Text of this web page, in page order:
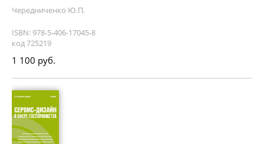
Чередниченко Ю.П.
ISBN: 978-5-406-17045-8
код 725219
1 100 руб.